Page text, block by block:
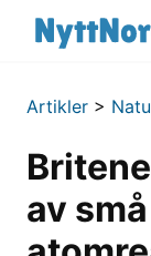
Artikler >
av